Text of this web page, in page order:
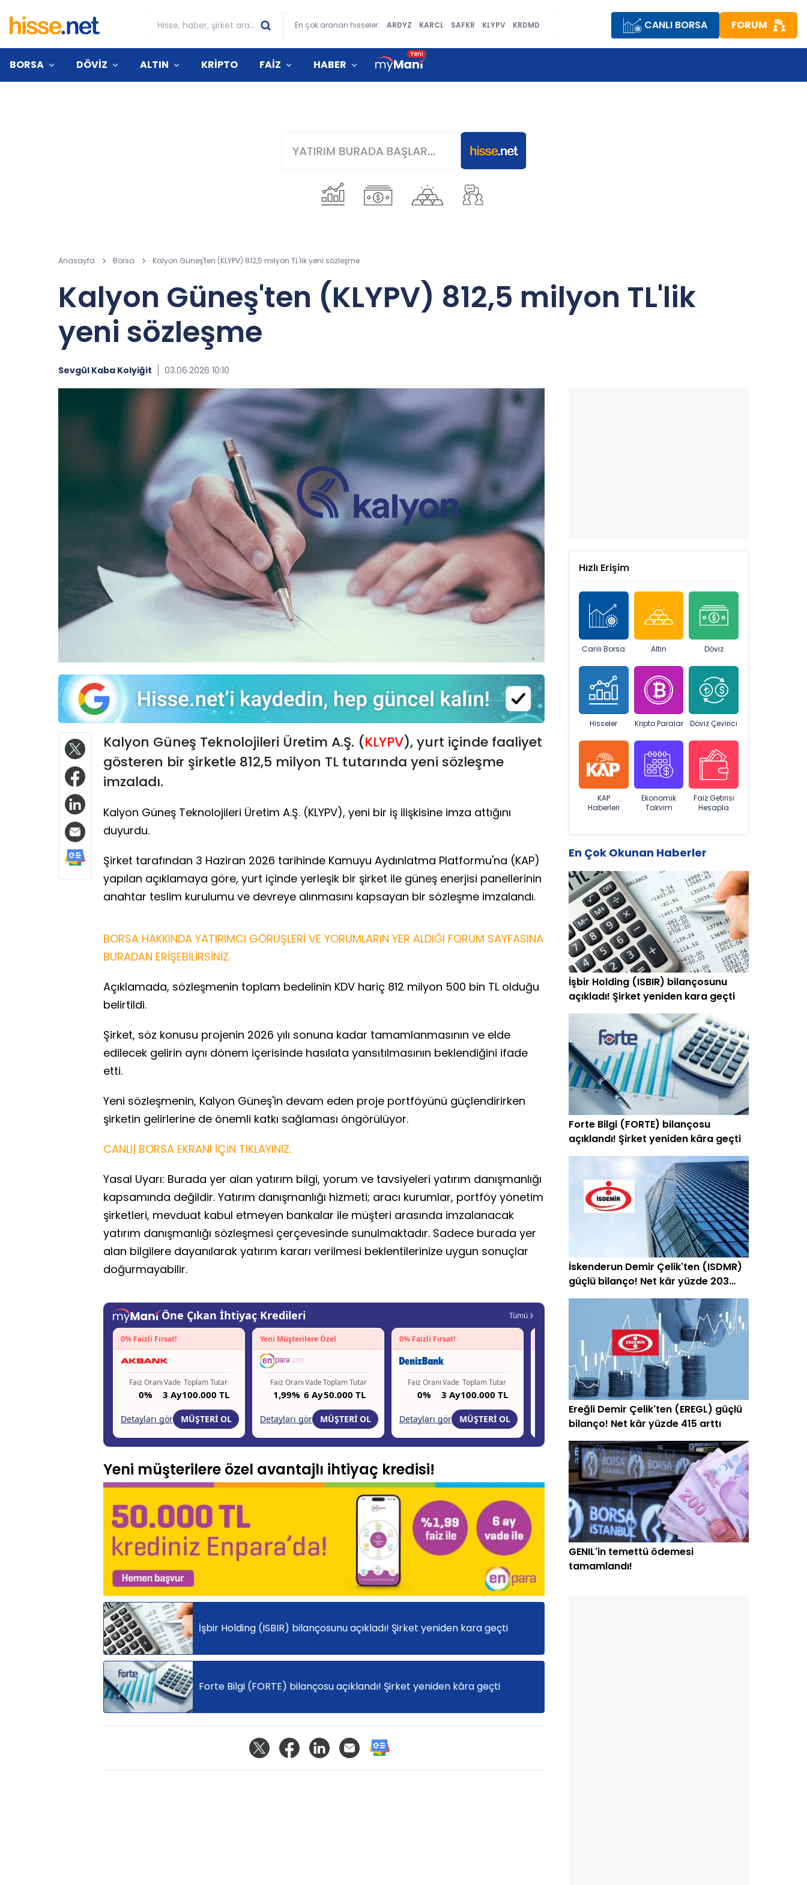
En çok aranan hisseler: ARDYZ KARCL SAFKR KLYPV KRDMD CANLI BORSA FORUM
BORSA DÖVİZ ALTIN KRİPTO FAİZ HABER
Anasayfa Borsa Kalyon Güneş'ten (KLYPV) 812,5 milyon TL'lik yeni sözleşme
Kalyon Güneş'ten (KLYPV) 812,5 milyon TL'lik
yeni sözleşme
Sevgül Kaba Kolyiğit 03.06.2026 10:10
Kalyon Güneş Teknolojileri Üretim A.Ş. (KLYPV), yurt içinde faaliyet
gösteren bir şirketle 812,5 milyon TL tutarında yeni sözleşme
imzaladı.
Kalyon Güneş Teknolojileri Üretim A.Ş. (KLYPV), yeni bir iş ilişkisine imza attığını
duyurdu.
Şirket tarafından 3 Haziran 2026 tarihinde Kamuyu Aydınlatma Platformu'na (KAP)
yapılan açıklamaya göre, yurt içinde yerleşik bir şirket ile güneş enerjisi panellerinin
anahtar teslim kurulumu ve devreye alınmasını kapsayan bir sözleşme imzalandı.
BORSA HAKKINDA YATIRIMCI GÖRÜŞLERİ VE YORUMLARIN YER ALDIĞI FORUM SAYFASINA
BURADAN ERİŞEBİLİRSİNİZ.
Açıklamada, sözleşmenin toplam bedelinin KDV hariç 812 milyon 500 bin TL olduğu
belirtildi.
Şirket, söz konusu projenin 2026 yılı sonuna kadar tamamlanmasının ve elde
edilecek gelirin aynı dönem içerisinde hasılata yansıtılmasının beklendiğini ifade
etti.
Yeni sözleşmenin, Kalyon Güneş'in devam eden proje portföyünü güçlendirirken
şirketin gelirlerine de önemli katkı sağlaması öngörülüyor.
CANLI| BORSA EKRANI İÇİN TIKLAYINIZ.
Yasal Uyarı: Burada yer alan yatırım bilgi, yorum ve tavsiyeleri yatırım danışmanlığı
kapsamında değildir. Yatırım danışmanlığı hizmeti; aracı kurumlar, portföy yönetim
şirketleri, mevduat kabul etmeyen bankalar ile müşteri arasında imzalanacak
yatırım danışmanlığı sözleşmesi çerçevesinde sunulmaktadır. Sadece burada yer
alan bilgilere dayanılarak yatırım kararı verilmesi beklentilerinize uygun sonuçlar
doğurmayabilir.
Yeni müşterilere özel avantajlı ihtiyaç kredisi!
İşbir Holding (ISBIR) bilançosunu açıkladı! Şirket yeniden kara geçti
Forte Bilgi (FORTE) bilançosu açıklandı! Şirket yeniden kâra geçti
Hızlı Erişim
Canlı Borsa Altın Döviz
Hisseler Kripto Paralar Döviz Çevirici
KAP
Haberleri
Ekonomik
Takvim
Faiz Getirisi
Hesapla
En Çok Okunan Haberler
İşbir Holding (ISBIR) bilançosunu
açıkladı! Şirket yeniden kara geçti
Forte Bilgi (FORTE) bilançosu
açıklandı! Şirket yeniden kâra geçti
İskenderun Demir Çelik'ten (ISDMR)
güçlü bilanço! Net kâr yüzde 203
arttı
Ereğli Demir Çelik'ten (EREGL) güçlü
bilanço! Net kâr yüzde 415 arttı
GENIL'in temettü ödemesi
tamamlandı!